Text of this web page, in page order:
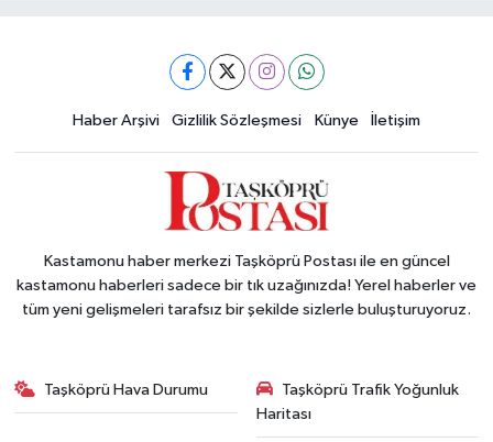
Haber Arşivi Gizlilik Sözleşmesi Künye İletişim
Kastamonu haber merkezi Taşköprü Postası ile en güncel
kastamonu haberleri sadece bir tık uzağınızda! Yerel haberler ve
tüm yeni gelişmeleri tarafsız bir şekilde sizlerle buluşturuyoruz.
Taşköprü Hava Durumu
Taşköprü Trafik Yoğunluk
Haritası